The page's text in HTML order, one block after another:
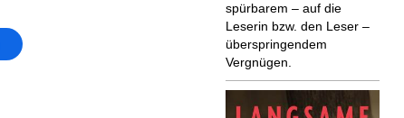
spürbarem – auf die
Leserin bzw. den Leser –
überspringendem
Vergnügen.